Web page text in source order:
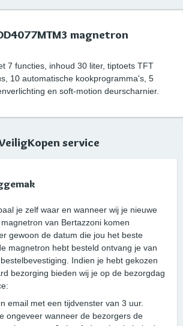
magnetron
7 functies, inhoud 30 liter, tiptoets TFT
10 automatische kookprogramma's, 5
en soft-motion deurscharnier.
service
je zelf waar en wanneer wij je nieuwe
van Bertazzoni komen
gewoon de datum die jou het beste
magnetron hebt besteld ontvang je van
Indien je hebt gekozen
bezorging bieden wij je op de bezorgdag
email met een tijdvenster van 3 uur.
ongeveer wanneer de bezorgers de